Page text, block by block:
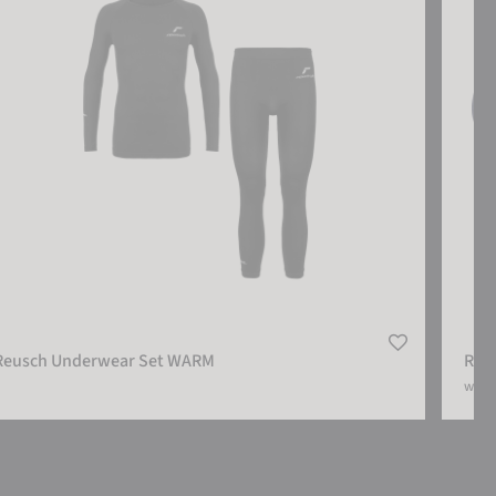
Underwear Set WARM